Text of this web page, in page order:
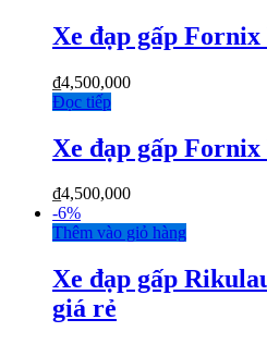
Xe đạp gấp Fornix
₫4,500,000
Đọc tiếp
Xe đạp gấp Fornix
₫4,500,000
-6%
Thêm vào giỏ hàng
Xe đạp gấp
giá rẻ